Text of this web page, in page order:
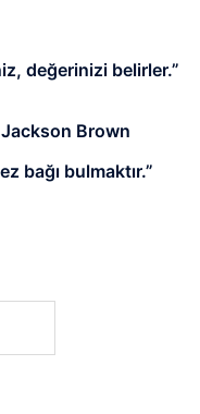
değerinizi belirler.”
Jackson Brown
bağı bulmaktır.”